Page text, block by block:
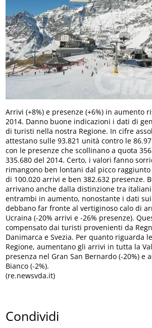
Arrivi (+8%) e presenze (+6%) in aumento
2014. Danno buone indicazioni i dati di
di turisti nella nostra Regione. In cifre
attestano sulle 93.821 unità contro le
con le presenze che scollinano a quota
335.680 del 2014. Certo, i valori fanno
rimangono ben lontani dal picco
di 100.020 arrivi e ben 382.632 presenze.
arrivano anche dalla distinzione tra
entrambi in aumento, nonostante i dati sui
debbano far fronte al vertiginoso calo di
Ucraina (-20% arrivi e -26% presenze).
compensato dai turisti provenienti da
Danimarca e Svezia. Per quanto riguarda
Regione, aumentano gli arrivi in tutta la
presenza nel Gran San Bernardo (-20%) e
Bianco (-2%).
(re.newsvda.it)
Condividi